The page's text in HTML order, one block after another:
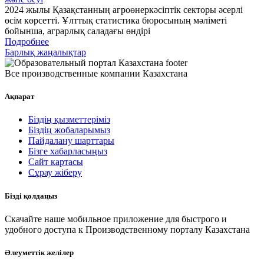
2024 жылы Қазақстанның агроөнеркәсіптік секторы әсерлі
өсім көрсетті. Ұлттық статистика бюросының мәліметі
бойынша, аграрлық саладағы өндірі
Подробнее
Барлық жаңалықтар
Все производственные компании Казахстана
Ақпарат
Біздің қызметтеріміз
Біздің жобаларымыз
Пайдалану шарттары
Бізге хабарласыңыз
Сайт картасы
Сұрау жіберу
Бізді қолдаңыз
Скачайте наше мобильное приложение для быстрого и
удобного доступа к Производственному порталу Казахстана
Әлеуметтік желілер